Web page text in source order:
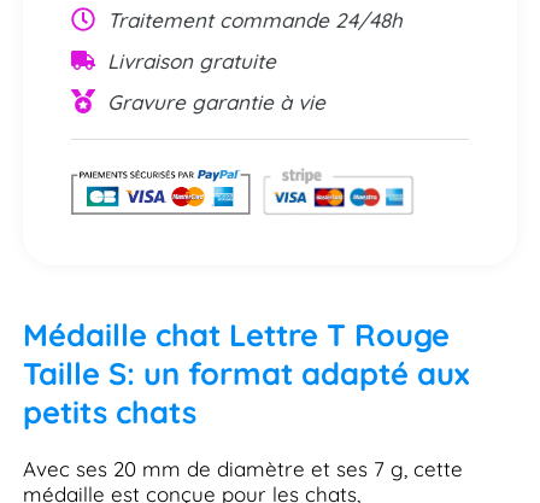
Traitement commande 24/48h
Livraison gratuite
Gravure garantie à vie
Médaille chat Lettre T Rouge
Taille S: un format adapté aux
petits chats
Avec ses 20 mm de diamètre et ses 7 g, cette
médaille est conçue pour les chats,